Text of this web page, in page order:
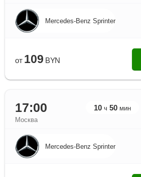
Mercedes-Benz Sprinter
от 109 BYN
17:00 10 ч 50 мин
Москва
Mercedes-Benz Sprinter